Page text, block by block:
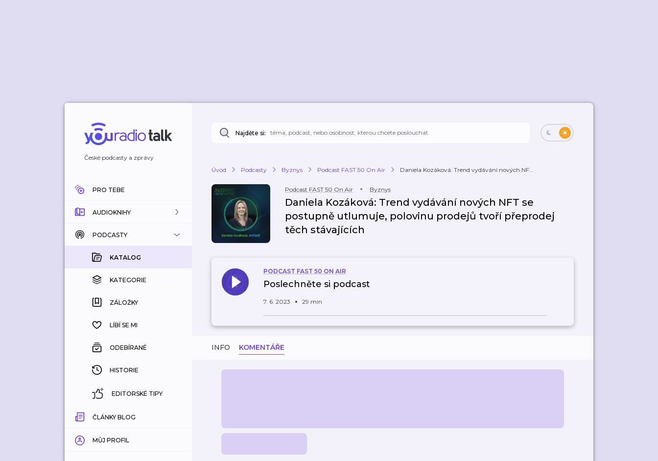
České podcasty a zprávy
PRO TEBE
AUDIOKNIHY
KATALOG
KOUPENÉ
KATEGORIE
ZÁLOŽKY
HISTORIE
PODCASTY
KATALOG
KATEGORIE
ZÁLOŽKY
LÍBÍ SE MI
ODEBÍRANÉ
HISTORIE
EDITORSKÉ TIPY
ČLÁNKY BLOG
MŮJ PROFIL
Najděte si:
Úvod Podcasty Byznys Podcast FAST 50 On Air Daniela Kozáková: Trend vydávání nových NF...
Podcast FAST 50 On Air Byznys
Daniela Kozáková: Trend vydávání nových NFT se
postupně utlumuje, polovinu prodejů tvoří přeprodej
těch stávajících
PODCAST FAST 50 ON AIR
Poslechněte si podcast
7. 6. 2023 29 min
INFO KOMENTÁŘE